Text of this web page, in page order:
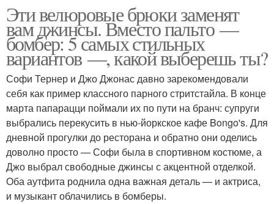
Эти велюровые брюки заменят
вам джинсы. Вместо пальто —
бомбер: 5 самых стильных
вариантов —, какой выберешь ты?
Софи Тернер и Джо Джонас давно зарекомендовали
себя как пример классного парного стритстайла. В конце
марта папарацци поймали их по пути на бранч: супруги
выбрались перекусить в нью-йоркское кафе Bongo's. Для
дневной прогулки до ресторана и обратно они оделись
доволно просто — Софи была в спортивном костюме, а
Джо выбрал свободные джинсы с акцентной отделкой.
Оба аутфита роднила одна важная деталь — и актриса,
и музыкант облачились в бомберы.